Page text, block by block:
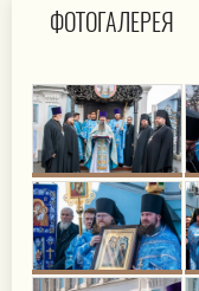
ФОТОГАЛЕРЕЯ